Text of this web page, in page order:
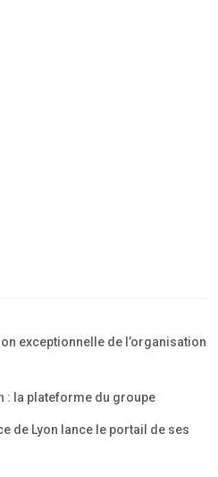
exceptionnelle de l’organisation
: la plateforme du groupe
de Lyon lance le portail de ses